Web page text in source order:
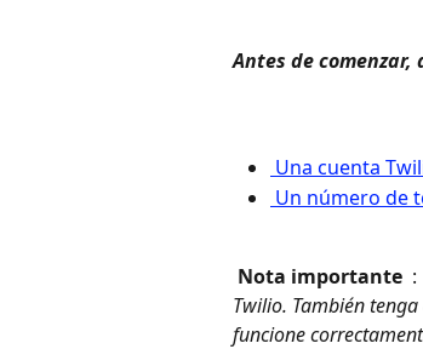
Antes de
Una cuenta
Un número de
Nota importante :
Twilio. También
funcione